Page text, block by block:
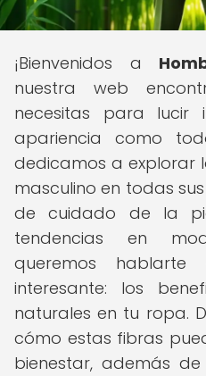
¡Bienvenidos a
nuestra web
necesitas para lucir
apariencia como
dedicamos a explorar
masculino en todas
de cuidado de la
tendencias en
queremos
interesante: los
naturales en tu ropa.
cómo estas fibras
bienestar, además